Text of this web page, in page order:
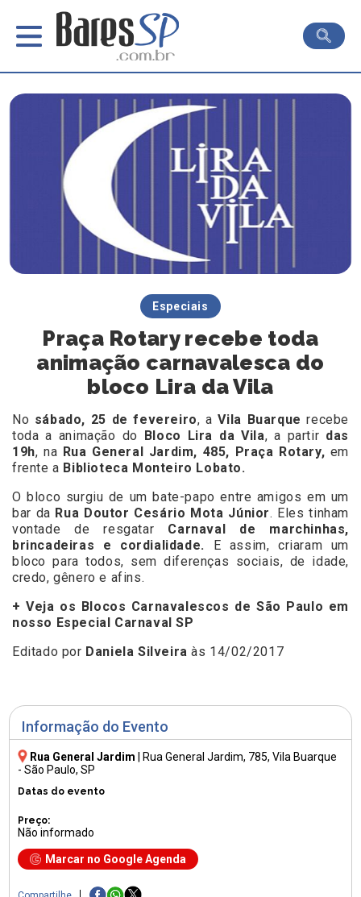
Informação do Evento
Rua General Jardim Rua General Jardim, 785, Vila Buarque
- São Paulo, SP
Datas do evento
Preço:
Não informado
Marcar no Google Agenda
Especiais
Praça Rotary recebe toda
animação carnavalesca do
bloco Lira da Vila
No sábado, 25 de fevereiro, aVila Buarque recebe
toda a animação do
Bloco Lira da Vila, a partir das
19h, na Rua General Jardim, 485, Praça Rotary, em
frente a Biblioteca Monteiro Lobato.
O bloco surgiu de um bate-papo entre amigos em um
bar da Rua Doutor Cesário Mota Júnior. Eles tinham
vontade de resgatar Carnaval de marchinhas,
brincadeiras e cordialidade.
E assim, criaram um
bloco para todos, sem diferenças sociais, de idade,
credo, gênero e afins.
+ Veja os Blocos Carnavalescos de São Paulo em
nosso Especial Carnaval SP
Editado por Daniela Silveira às 14/02/2017